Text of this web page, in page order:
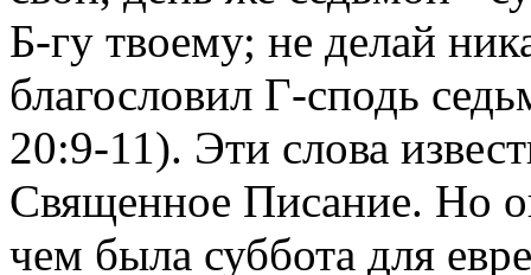
Б-гу твоему; не делай
благословил Г-сподь
20:9-11). Эти слова
Священное Писание. Но
чем была суббота для